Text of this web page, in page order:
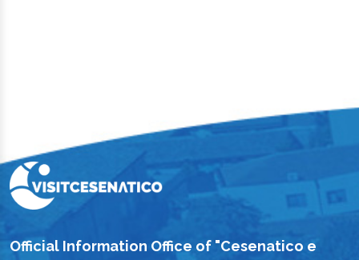
Official Information Office of "Cesenatico e